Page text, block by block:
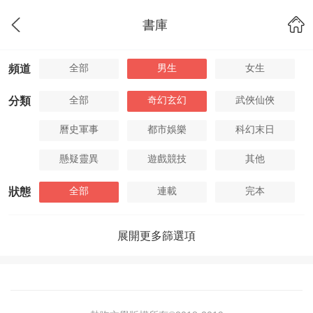
書庫
頻道 全部 男生 女生
分類 全部 奇幻玄幻 武俠仙俠
曆史軍事 都市娛樂 科幻末日
懸疑靈異 遊戲競技 其他
狀態 全部 連載 完本
展開更多篩選項